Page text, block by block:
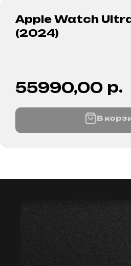
Apple Watch
(2024)
55990,00 р.
В